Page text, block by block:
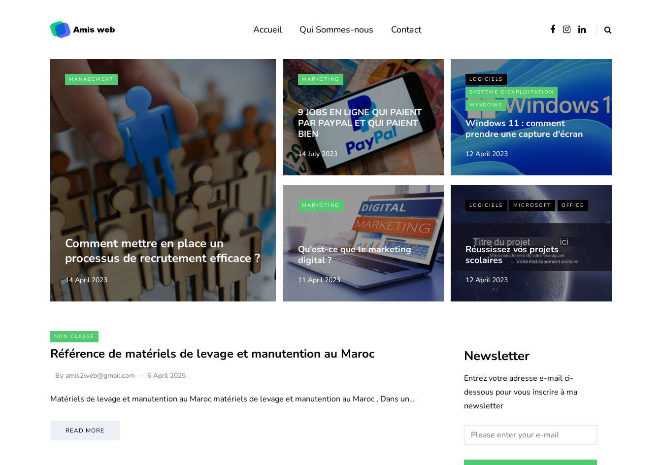
Accueil Qui Sommes-nous Contact
MANAGEMENT
Comment mettre en place un
processus de recrutement efficace ?
14 April 2023
MARKETING
9 JOBS EN LIGNE QUI PAIENT
PAR PAYPAL ET QUI PAIENT
BIEN
14 July 2023
LOGICIELS
SYSTÈME D'EXPLOITATION
WINDOWS
Windows 11 : comment
prendre une capture d'écran
12 April 2023
MARKETING
Qu'est-ce que le marketing
digital ?
11 April 2023
LOGICIELS MICROSOFT OFFICE
Réussissez vos projets
scolaires
12 April 2023
NON CLASSÉ
Référence de matériels de levage et manutention au Maroc
By amis2web@gmail.com 6 April 2025
Matériels de levage et manutention au Maroc matériels de levage et manutention au Maroc , Dans un…
READ MORE
Newsletter
Entrez votre adresse e-mail ci-
dessous pour vous inscrire à ma
newsletter